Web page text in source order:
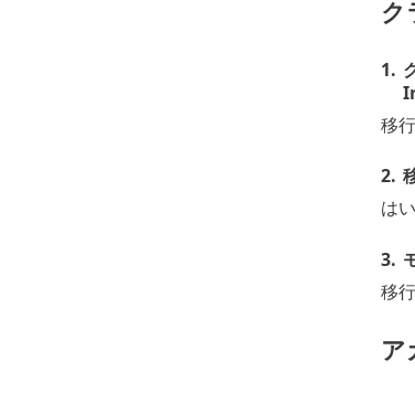
ク
1.
移
2.
は
3.
移
ア